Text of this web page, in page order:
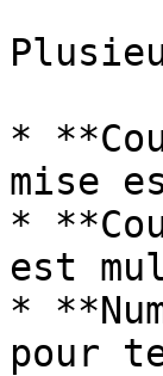
*
mise
*
est
*
pour